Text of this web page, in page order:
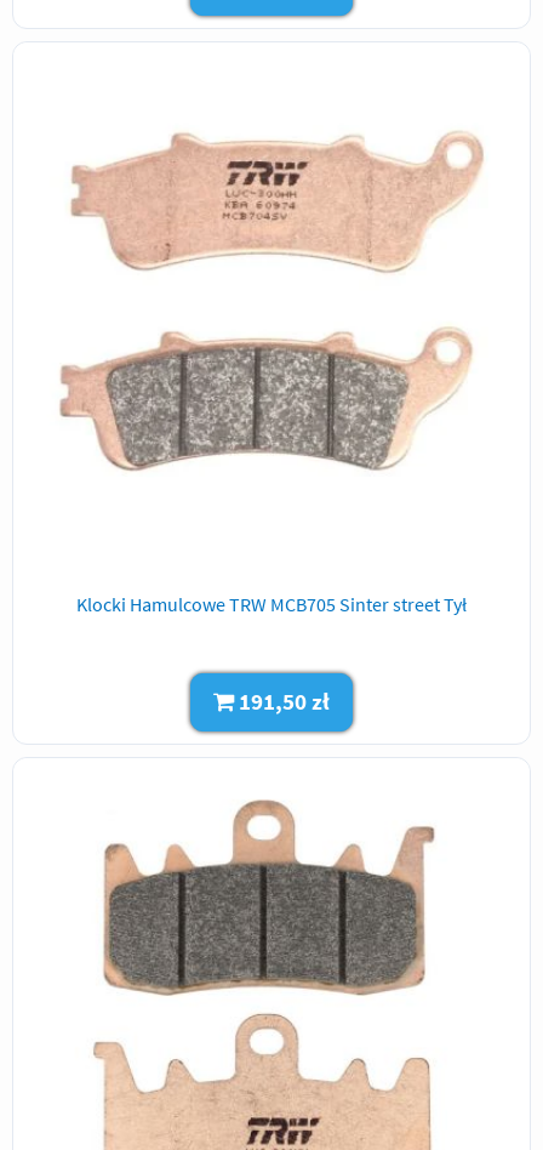
Klocki Hamulcowe TRW MCB705 Sinter street Tył
191,50 zł